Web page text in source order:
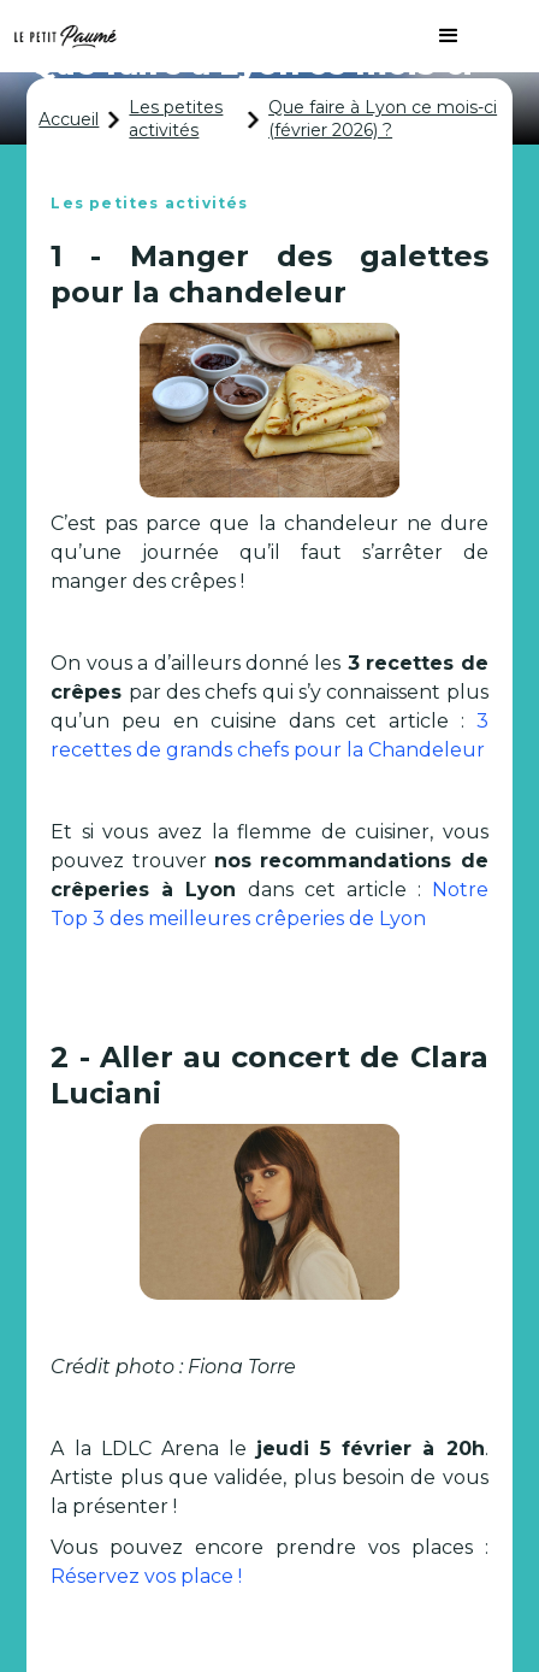
Que faire à Lyon ce mois-ci
(février 2026) ?
Accueil
Les petites
activités
Que faire à Lyon ce mois-ci
(février 2026) ?
Les petites activités
1 - Manger des galettes
pour la chandeleur
C’est pas parce que la chandeleur ne dure
qu’une journée qu’il faut s’arrêter de
manger des crêpes !
On vous a d’ailleurs donné les 3 recettes de
crêpes par des chefs qui s’y connaissent plus
qu’un peu en cuisine dans cet article : 3
recettes de grands chefs pour la Chandeleur
Et si vous avez la flemme de cuisiner, vous
pouvez trouver nos recommandations de
crêperies à Lyondans cet article : Notre
Top 3 des meilleures crêperies de Lyon
2 - Aller au concert de Clara
Luciani
Crédit photo : Fiona Torre
A la LDLC Arena le jeudi 5 février à 20h.
Artiste plus que validée, plus besoin de vous
la présenter !
Vous pouvez encore prendre vos places :
Réservez vos place !